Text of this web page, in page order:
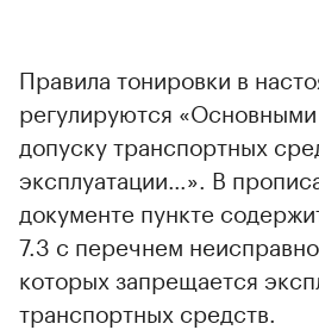
Правила тонировки в
регулируются
допуску транспортных
эксплуатации…». В
документе пункте
7.3 с перечнем
которых запрещается
транспортных средств.